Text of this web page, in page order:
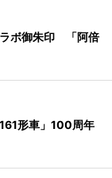
ボ御朱印 「阿倍
形車」100周年